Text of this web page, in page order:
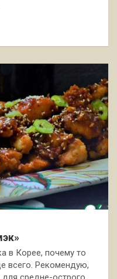
в Корее, почему то
всего. Рекомендую,